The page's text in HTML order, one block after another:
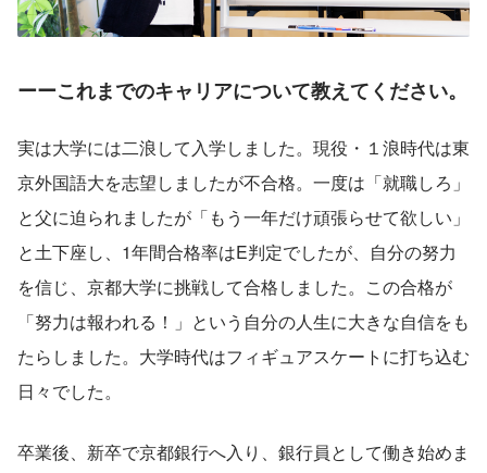
ーーこれまでのキャリアについて教えてください。
実は大学には二浪して入学しました。現役・１浪時代は東
京外国語大を志望しましたが不合格。一度は「就職しろ」
と父に迫られましたが「もう一年だけ頑張らせて欲しい」
と土下座し、1年間合格率はE判定でしたが、自分の努力
を信じ、京都大学に挑戦して合格しました。この合格が
「努力は報われる！」という自分の人生に大きな自信をも
たらしました。大学時代はフィギュアスケートに打ち込む
日々でした。
卒業後、新卒で京都銀行へ入り、銀行員として働き始めま